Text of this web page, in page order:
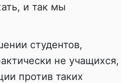
и так мы
студентов,
не учащихся,
против таких